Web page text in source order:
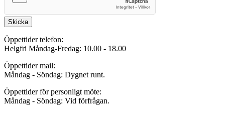
Skicka
Öppettider telefon:
Helgfri Måndag-Fredag: 10.00 - 18.00
Öppettider mail:
Måndag - Söndag: Dygnet runt.
Öppettider för personligt möte:
Måndag - Söndag: Vid förfrågan.